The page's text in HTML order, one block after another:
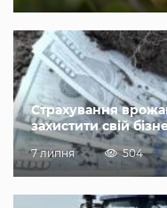
Страхування
захистити свій
7 липня 504